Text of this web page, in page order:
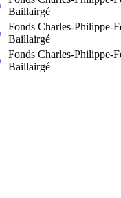
Baillairgé
Fonds Charles-Philippe-
Baillairgé
Fonds Charles-Philippe-
Baillairgé